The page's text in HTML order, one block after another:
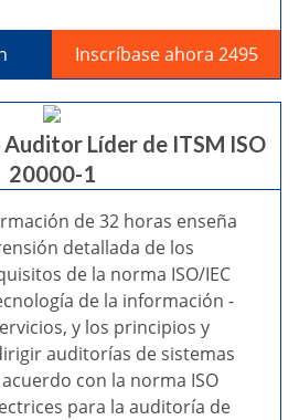
Inscríbase ahora 2495
Líder de ITSM ISO
20000-1
de 32 horas enseña
detallada de los
de la norma ISO/IEC
de la información -
y los principios y
auditorías de sistemas
con la norma ISO
para la auditoría de